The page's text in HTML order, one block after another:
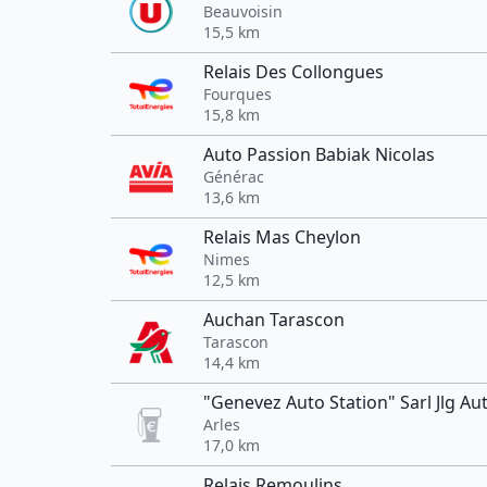
Beauvoisin
15,5 km
Relais Des Collongues
Fourques
15,8 km
Auto Passion Babiak Nicolas
Générac
13,6 km
Relais Mas Cheylon
Nimes
12,5 km
Auchan Tarascon
Tarascon
14,4 km
"Genevez Auto Station" Sarl Jlg
Arles
17,0 km